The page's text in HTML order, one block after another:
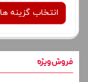
انتخاب گزینه ها